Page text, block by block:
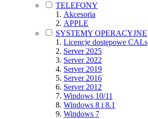
TELEFONY
Akcesoria
APPLE
SYSTEMY OPERACYJNE
Licencje dostępowe CALs
Server 2025
Server 2022
Server 2019
Server 2016
Server 2012
Windows 10/11
Windows 8 i 8.1
Windows 7